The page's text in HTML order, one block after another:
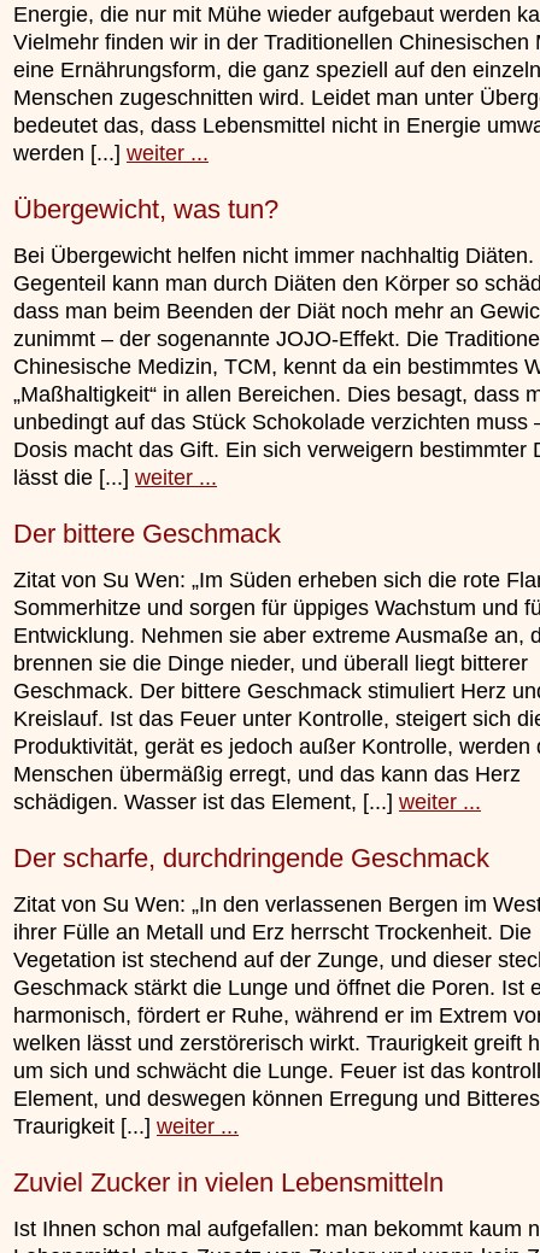
Energie, die nur mit Mühe wieder aufgebaut werden
Vielmehr finden wir in der Traditionellen Chinesischen
eine Ernährungsform, die ganz speziell auf den
Menschen zugeschnitten wird. Leidet man unter
bedeutet das, dass Lebensmittel nicht in Energie
werden [...] weiter ...
Übergewicht, was tun?
Bei Übergewicht helfen nicht immer nachhaltig Diäten.
Gegenteil kann man durch Diäten den Körper so
dass man beim Beenden der Diät noch mehr an
zunimmt – der sogenannte JOJO-Effekt. Die
Chinesische Medizin, TCM, kennt da ein bestimmtes
„Maßhaltigkeit“ in allen Bereichen. Dies besagt, dass
unbedingt auf das Stück Schokolade verzichten muss
Dosis macht das Gift. Ein sich verweigern bestimmter
lässt die [...] weiter ...
Der bittere Geschmack
Zitat von Su Wen: „Im Süden erheben sich die rote
Sommerhitze und sorgen für üppiges Wachstum und
Entwicklung. Nehmen sie aber extreme Ausmaße an,
brennen sie die Dinge nieder, und überall liegt bitterer
Geschmack. Der bittere Geschmack stimuliert Herz
Kreislauf. Ist das Feuer unter Kontrolle, steigert sich
Produktivität, gerät es jedoch außer Kontrolle, werden
Menschen übermäßig erregt, und das kann das Herz
schädigen. Wasser ist das Element, [...] weiter ...
Der scharfe, durchdringende Geschmack
Zitat von Su Wen: „In den verlassenen Bergen im
ihrer Fülle an Metall und Erz herrscht Trockenheit. Die
Vegetation ist stechend auf der Zunge, und dieser
Geschmack stärkt die Lunge und öffnet die Poren. Ist
harmonisch, fördert er Ruhe, während er im Extrem
welken lässt und zerstörerisch wirkt. Traurigkeit greift
um sich und schwächt die Lunge. Feuer ist das
Element, und deswegen können Erregung und Bitteres
Traurigkeit [...] weiter ...
Zuviel Zucker in vielen Lebensmitteln
Ist Ihnen schon mal aufgefallen: man bekommt kaum